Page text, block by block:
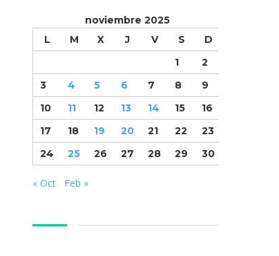
noviembre 2025
L
M X J V S
D
1
2
3
4 5 6 7 8
9
10
11 12 13 14 15
16
17
18 19 20 21 22
23
24
25 26 27 28 29 30
« Oct Feb »